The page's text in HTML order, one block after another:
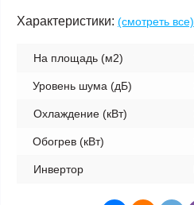
Характеристики: (смотреть все)
На площадь (м2)
Уровень шума (дБ)
Охлаждение (кВт)
Обогрев (кВт)
Инвертор